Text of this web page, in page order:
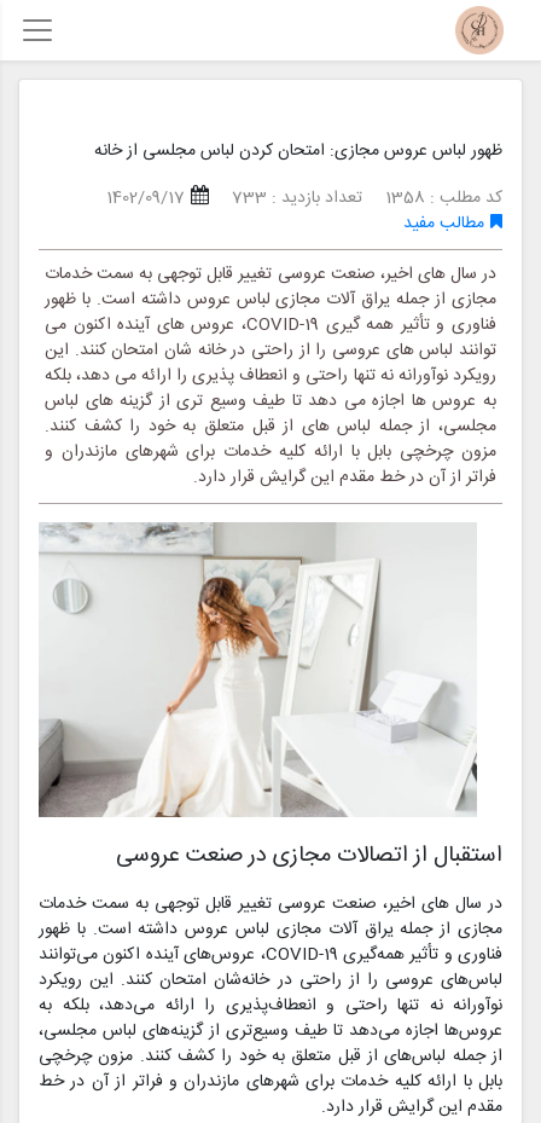
ظهور لباس عروس مجازی: امتحان کردن لباس مجلسی از خانه
کد مطلب : 1358
تعداد بازدید : 733
1402/09/17
مطالب مفید
در سال های اخیر، صنعت عروسی تغییر قابل توجهی به سمت خدمات
مجازی از جمله یراق آلات مجازی لباس عروس داشته است. با ظهور
فناوری و تأثیر همه گیری COVID-19، عروس های آینده اکنون می
توانند لباس های عروسی را از راحتی در خانه شان امتحان کنند. این
رویکرد نوآورانه نه تنها راحتی و انعطاف پذیری را ارائه می دهد، بلکه
به عروس ها اجازه می دهد تا طیف وسیع تری از گزینه های لباس
مجلسی، از جمله لباس های از قبل متعلق به خود را کشف کنند.
مزون چرخچی بابل با ارائه کلیه خدمات برای شهرهای مازندران و
فراتر از آن در خط مقدم این گرایش قرار دارد.
استقبال از اتصالات مجازی در صنعت عروسی
در سال های اخیر، صنعت عروسی تغییر قابل توجهی به سمت خدمات
مجازی از جمله یراق آلات مجازی لباس عروس داشته است. با ظهور
فناوری و تأثیر همه‌گیری COVID-19، عروس‌های آینده اکنون می‌توانند
لباس‌های عروسی را از راحتی در خانه‌شان امتحان کنند. این رویکرد
نوآورانه نه تنها راحتی و انعطاف‌پذیری را ارائه می‌دهد، بلکه به
عروس‌ها اجازه می‌دهد تا طیف وسیع‌تری از گزینه‌های لباس مجلسی،
از جمله لباس‌های از قبل متعلق به خود را کشف کنند. مزون چرخچی
بابل با ارائه کلیه خدمات برای شهرهای مازندران و فراتر از آن در خط
مقدم این گرایش قرار دارد.